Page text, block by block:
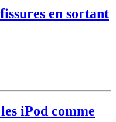
en sortant
iPod comme